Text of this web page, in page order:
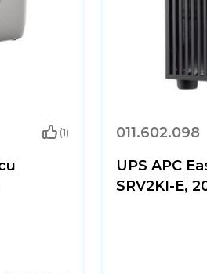
(1)
011.602.098
UPS APC
SRV2KI-E,